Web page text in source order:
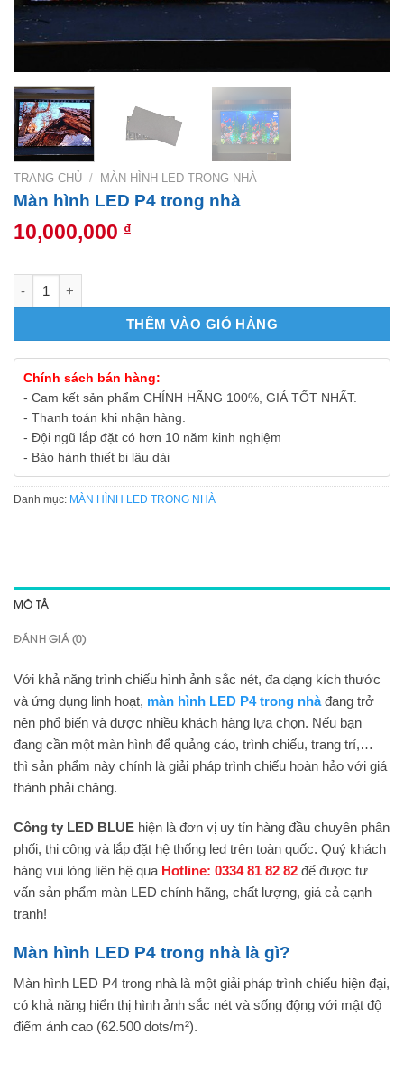
TRANG CHỦ / MÀN HÌNH LED TRONG NHÀ
Màn hình LED P4 trong nhà
10,000,000 ₫
THÊM VÀO GIỎ HÀNG
Chính sách bán hàng:
- Cam kết sản phẩm CHÍNH HÃNG 100%, GIÁ TỐT NHẤT.
- Thanh toán khi nhận hàng.
- Đội ngũ lắp đặt có hơn 10 năm kinh nghiệm
- Bảo hành thiết bị lâu dài
Danh mục: MÀN HÌNH LED TRONG NHÀ
MÔ TẢ
ĐÁNH GIÁ (0)
Với khả năng trình chiếu hình ảnh sắc nét, đa dạng kích thước
và ứng dụng linh hoạt, màn hình LED P4 trong nhàđang trở
nên phổ biến và được nhiều khách hàng lựa chọn. Nếu bạn
đang cần một màn hình để quảng cáo, trình chiếu, trang trí,…
thì sản phẩm này chính là giải pháp trình chiếu hoàn hảo với giá
thành phải chăng.
Công ty LED BLUE hiện là đơn vị uy tín hàng đầu chuyên phân
phối, thi công và lắp đặt hệ thống led trên toàn quốc. Quý khách
hàng vui lòng liên hệ qua Hotline: 0334 81 82 82 để được tư
vấn sản phẩm màn LED chính hãng, chất lượng, giá cả cạnh
tranh!
Màn hình LED P4 trong nhà là gì?
Màn hình LED P4 trong nhà là một giải pháp trình chiếu hiện đại,
có khả năng hiển thị hình ảnh sắc nét và sống động với mật độ
điểm ảnh cao (62.500 dots/m²).